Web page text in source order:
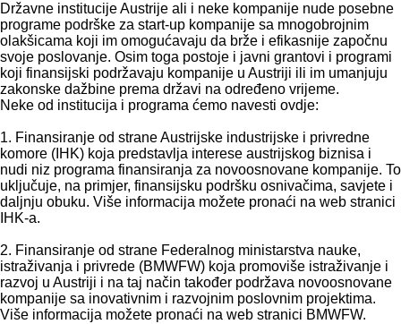
Državne institucije Austrije ali i neke kompanije nude posebne
programe podrške za start-up kompanije sa mnogobrojnim
olakšicama koji im omogućavaju da brže i efikasnije započnu
svoje poslovanje. Osim toga postoje i javni grantovi i programi
koji finansijski podržavaju kompanije u Austriji ili im umanjuju
zakonske dažbine prema državi na određeno vrijeme.
Neke od institucija i programa ćemo navesti ovdje:
1. Finansiranje od strane Austrijske industrijske i privredne
komore (IHK) koja predstavlja interese austrijskog biznisa i
nudi niz programa finansiranja za novoosnovane kompanije. To
uključuje, na primjer, finansijsku podršku osnivačima, savjete i
daljnju obuku. Više informacija možete pronaći na web stranici
IHK-a.
2. Finansiranje od strane Federalnog ministarstva nauke,
istraživanja i privrede (BMWFW) koja promoviše istraživanje i
razvoj u Austriji i na taj način također podržava novoosnovane
kompanije sa inovativnim i razvojnim poslovnim projektima.
Više informacija možete pronaći na web stranici BMWFW.